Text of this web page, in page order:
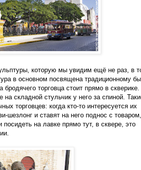
которую мы увидим ещё не раз, в
в основном посвящена традиционному
торговца стоит прямо в скверике.
складной стульчик у него за спиной.
торговцев: когда кто-то интересуется их
шезлонг и ставят на него поднос с товаром,
на лавке прямо тут, в сквере, это